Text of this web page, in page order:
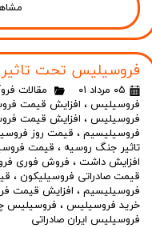
فروسیلیس تحت
۰۵ مرداد ۰۱ مقالات
فروسیلیس ، افزایش قیمت
فروسیلیس ، افزایش قیمت
فروسیلیسیم ، قیمت روز
تاثیر جنگ روسیه ، قیمت
افزایش داشت ، فروش فوری
قیمت صادراتی فروسیلیکون ،
فروسیلیسیم ، افزایش قیمت
خرید فروسیلیس ، فروسیلیس
فروسیلیس ایران صادراتی